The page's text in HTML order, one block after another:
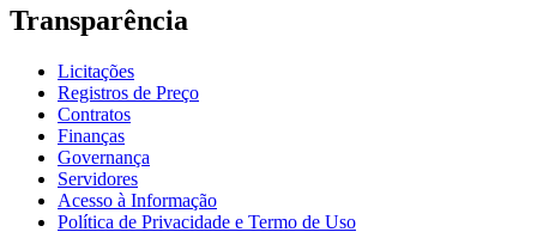
Transparência
Licitações
Registros de Preço
Contratos
Finanças
Governança
Servidores
Acesso à Informação
Política de Privacidade e Termo de Uso